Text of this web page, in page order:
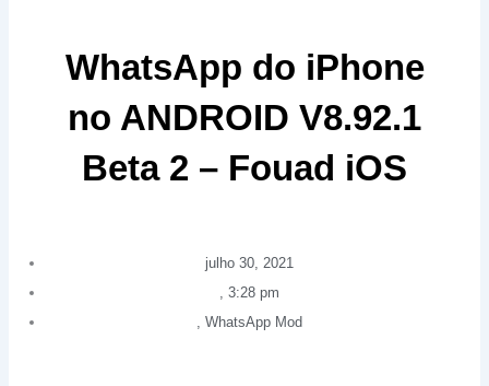
WhatsApp do iPhone
no ANDROID V8.92.1
Beta 2 – Fouad iOS
julho 30, 2021
, 3:28 pm
, WhatsApp Mod